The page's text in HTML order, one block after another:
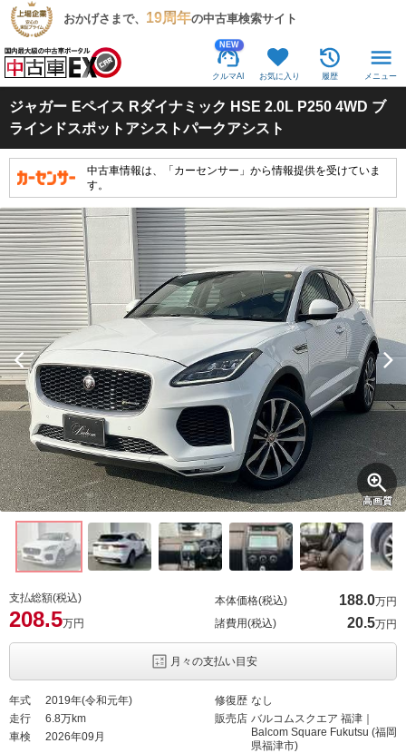
おかげさまで、 19周年の中古車検索サイト
NEW
クルマAI お気に入り 履歴 メニュー
ジャガー Eペイス Rダイナミック HSE 2.0L P250 4WD ブ
ラインドスポットアシストパークアシスト
中古車情報は、「カーセンサー」から情報提供を受けていま
す。
高画質
支払総額(税込)
208.5万円
本体価格(税込) 188.0万円
諸費用(税込)
20.5万円
月々の支払い目安
年式
2019年(令和元年)
走行
6.8万km
車検
2026年09月
修復歴 なし
販売店 バルコムスクエア 福津｜
Balcom Square Fukutsu (福岡
県福津市)